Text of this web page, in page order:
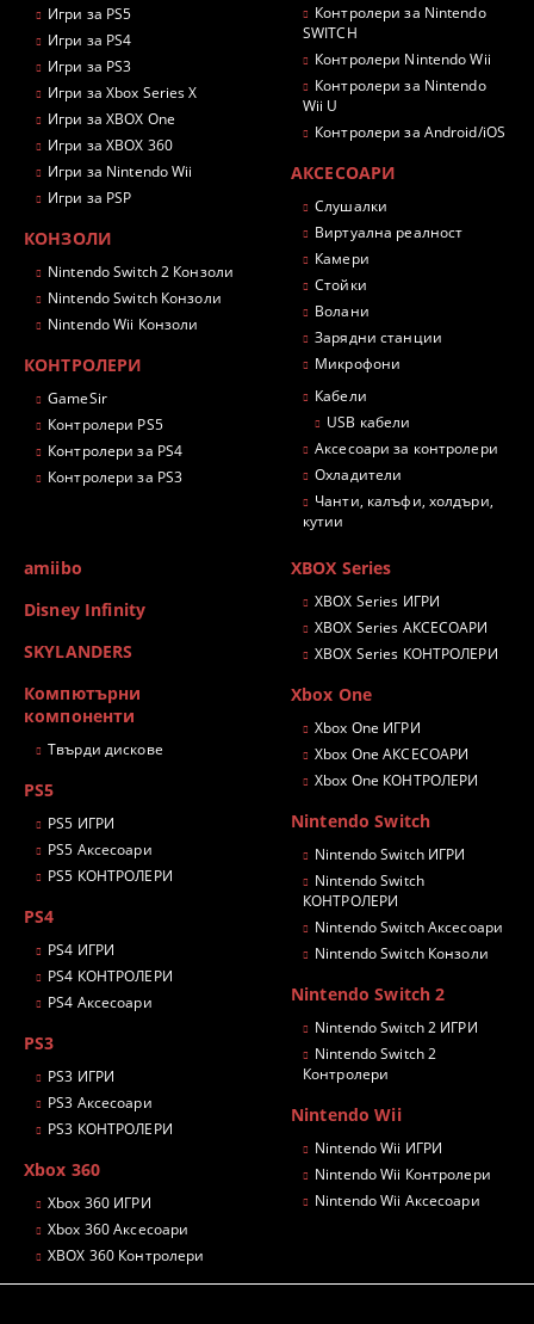
Игри за PS5
Игри за PS4
Игри за PS3
Игри за Xbox Series X
Игри за XBOX One
Игри за XBOX 360
Игри за Nintendo Wii
Игри за PSP
КОНЗОЛИ
Nintendo Switch 2 Конзоли
Nintendo Switch Конзоли
Nintendo Wii Конзоли
КОНТРОЛЕРИ
GameSir
Контролери PS5
Контролери за PS4
Контролери за PS3
Контролери за Nintendo
SWITCH
Контролери Nintendo Wii
Контролери за Nintendo
Wii U
Контролери за Android/iOS
АКСЕСОАРИ
Слушалки
Виртуална реалност
Камери
Стойки
Волани
Зарядни станции
Микрофони
Кабели
USB кабели
Аксесоари за контролери
Охладители
Чанти, калъфи, холдъри,
кутии
amiibo
Disney Infinity
SKYLANDERS
Компютърни
компоненти
Твърди дискове
PS5
PS5 ИГРИ
PS5 Аксесоари
PS5 КОНТРОЛЕРИ
PS4
PS4 ИГРИ
PS4 КОНТРОЛЕРИ
PS4 Аксесоари
PS3
PS3 ИГРИ
PS3 Аксесоари
PS3 КОНТРОЛЕРИ
Xbox 360
Xbox 360 ИГРИ
Xbox 360 Аксесоари
XBOX 360 Контролери
XBOX Series
XBOX Series ИГРИ
XBOX Series АКСЕСОАРИ
XBOX Series КОНТРОЛЕРИ
Xbox One
Xbox One ИГРИ
Xbox One АКСЕСОАРИ
Xbox One КОНТРОЛЕРИ
Nintendo Switch
Nintendo Switch ИГРИ
Nintendo Switch
КОНТРОЛЕРИ
Nintendo Switch Аксесоари
Nintendo Switch Конзоли
Nintendo Switch 2
Nintendo Switch 2 ИГРИ
Nintendo Switch 2
Контролери
Nintendo Wii
Nintendo Wii ИГРИ
Nintendo Wii Контролери
Nintendo Wii Аксесоари